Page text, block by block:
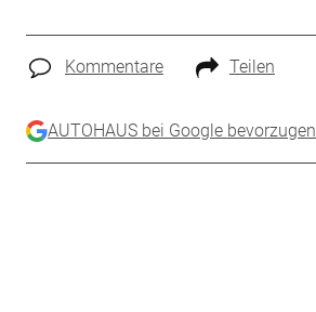
Kommentare Teilen
AUTOHAUS bei Google bevorzugen